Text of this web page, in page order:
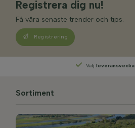
Registrera dig nu!
Få våra senaste trender och tips.
Registrering
Välj leveransvecka
Sortiment